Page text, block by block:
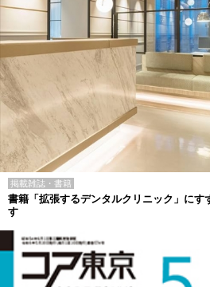
掲載雑誌・書籍
書籍「拡張するデンタルクリニック」にす
す